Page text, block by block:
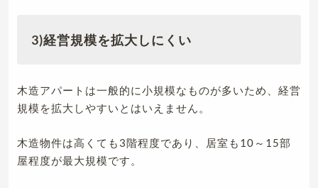
3)経営規模を拡大しにくい
木造アパートは一般的に小規模なものが多いため、経営
規模を拡大しやすいとはいえません。
木造物件は高くても3階程度であり、居室も10～15部
屋程度が最大規模です。